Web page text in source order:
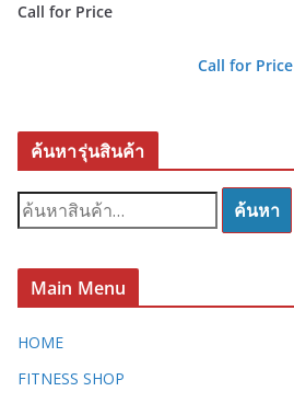
Call for Price
Call for Price
ค้นหารุ่นสินค้า
ค้
น
:
ค้นหา
Main Menu
HOME
FITNESS SHOP